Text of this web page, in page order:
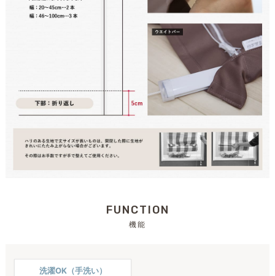
FUNCTION
機能
洗濯OK（手洗い）